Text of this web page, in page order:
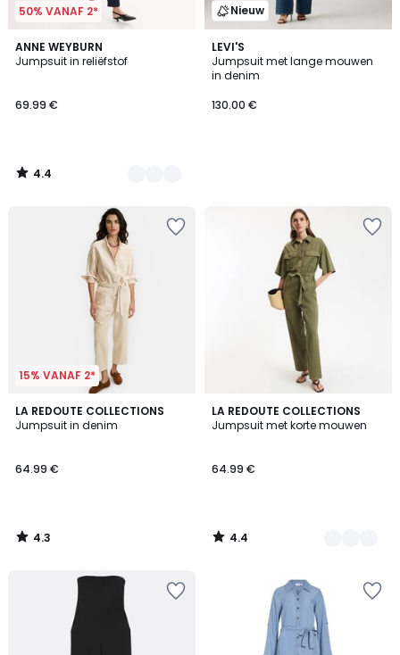
50% VANAF 2*
ANNE WEYBURN
Jumpsuit in reliëfstof
69.99 €
4.4
/ 5
2
Kleuren
4.4
/
Nieuw
LEVI'S
Jumpsuit met lange mouwen
in denim
130.00 €
15% VANAF 2*
LA REDOUTE COLLECTIONS
Jumpsuit in denim
64.99 €
4.3
/ 5
4.3
/
LA REDOUTE COLLECTIONS
Jumpsuit met korte mouwen
64.99 €
4.4
/ 5
2
Kleuren
4.4
/